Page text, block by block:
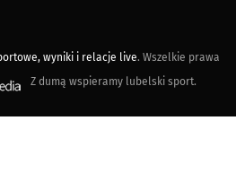
wyniki i relacje live. Wszelkie prawa
Z dumą wspieramy lubelski sport.